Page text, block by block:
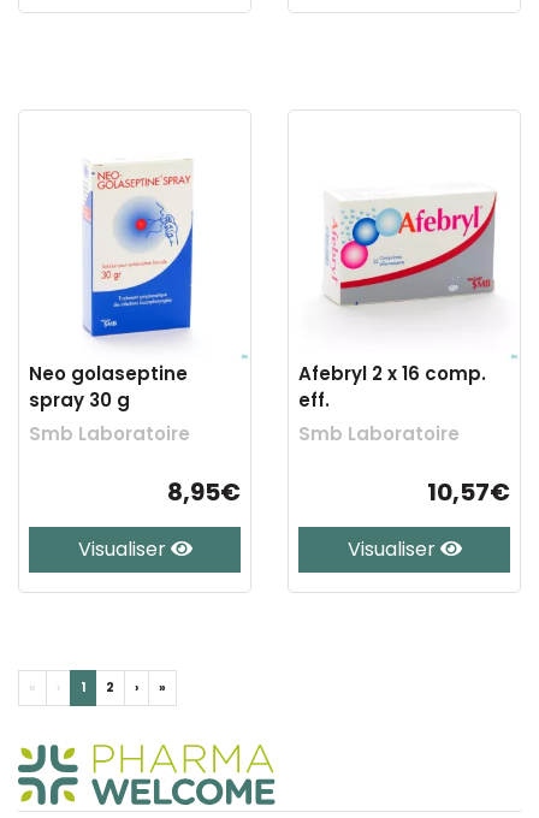
Neo golaseptine
spray 30 g
Smb Laboratoire
8,95€
Visualiser
Afebryl 2 x 16 comp.
eff.
Smb Laboratoire
10,57€
Visualiser
« ‹ 1 2 › »